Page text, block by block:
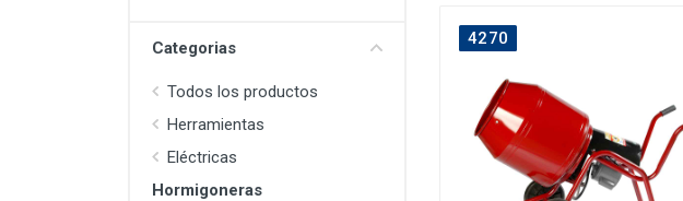
Categorias
Todos los productos
Herramientas
Eléctricas
Hormigoneras
4270